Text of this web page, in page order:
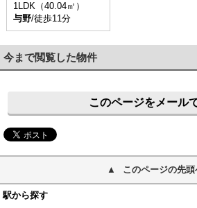
1LDK（40.04㎡）
与野/徒歩11分
今まで閲覧した物件
このページをメール
このページの先頭
駅から探す